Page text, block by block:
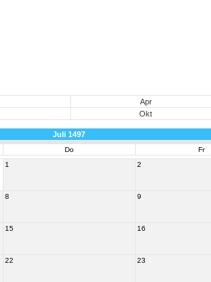
Apr
Okt
Juli 1497
Do Fr
1
2
8 9
15 16
22 23